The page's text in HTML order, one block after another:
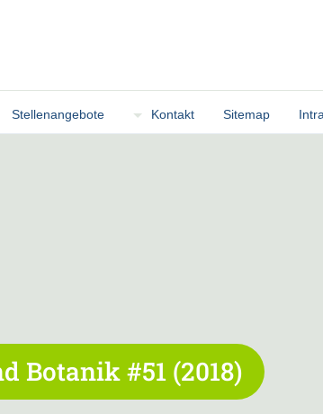
Stellenangebote Kontakt Sitemap
Botanik #51 (2018)